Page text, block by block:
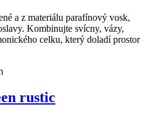
a z materiálu parafínový vosk,
Kombinujte svícny, vázy,
celku, který doladí prostor
rustic